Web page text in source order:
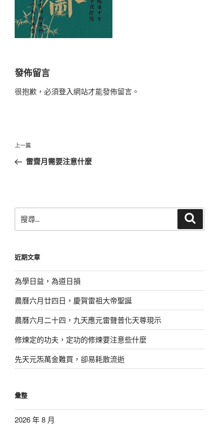
發佈留言
很抱歉，必須登入網站才能發佈留言。
文
導
上
一
上一篇
雷齋月需要注意什麼
尋
字:
近期文章
為學日益，為道日損
農曆六月廿四日，慶賀雷祖大帝聖誕
農曆六月二十四，九天應元雷聲普化天尊現示
修煉定的功夫，定功的修煉要注意些什麼
先天元炁萬金難買，卻易耗散流逝
彙整
2026 年 8 月